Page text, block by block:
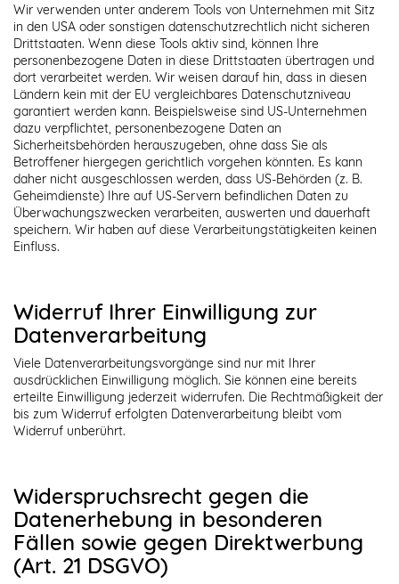
Wir verwenden unter anderem Tools von Unternehmen mit Sitz
in den USA oder sonstigen datenschutzrechtlich nicht sicheren
Drittstaaten. Wenn diese Tools aktiv sind, können Ihre
personenbezogene Daten in diese Drittstaaten übertragen und
dort verarbeitet werden. Wir weisen darauf hin, dass in diesen
Ländern kein mit der EU vergleichbares Datenschutzniveau
garantiert werden kann. Beispielsweise sind US-Unternehmen
dazu verpflichtet, personenbezogene Daten an
Sicherheitsbehörden herauszugeben, ohne dass Sie als
Betroffener hiergegen gerichtlich vorgehen könnten. Es kann
daher nicht ausgeschlossen werden, dass US-Behörden (z. B.
Geheimdienste) Ihre auf US-Servern befindlichen Daten zu
Überwachungszwecken verarbeiten, auswerten und dauerhaft
speichern. Wir haben auf diese Verarbeitungstätigkeiten keinen
Einfluss.
Widerruf Ihrer Einwilligung zur
Datenverarbeitung
Viele Datenverarbeitungsvorgänge sind nur mit Ihrer
ausdrücklichen Einwilligung möglich. Sie können eine bereits
erteilte Einwilligung jederzeit widerrufen. Die Rechtmäßigkeit der
bis zum Widerruf erfolgten Datenverarbeitung bleibt vom
Widerruf unberührt.
Widerspruchsrecht gegen die
Datenerhebung in besonderen
Fällen sowie gegen Direktwerbung
(Art. 21 DSGVO)